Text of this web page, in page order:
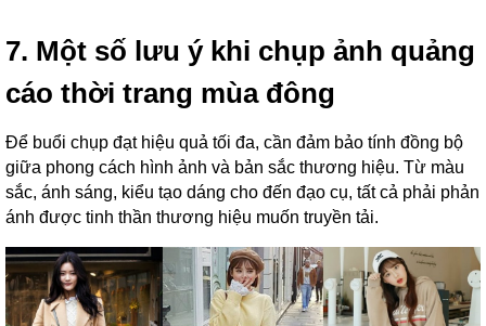
7. Một số lưu ý khi chụp ảnh quảng
cáo thời trang mùa đông
Để buổi chụp đạt hiệu quả tối đa, cần đảm bảo tính đồng bộ
giữa phong cách hình ảnh và bản sắc thương hiệu. Từ màu
sắc, ánh sáng, kiểu tạo dáng cho đến đạo cụ, tất cả phải phản
ánh được tinh thần thương hiệu muốn truyền tải.